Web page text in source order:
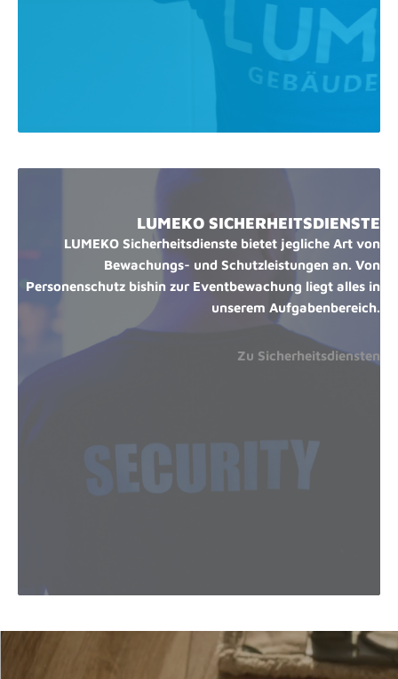
LUMEKO SICHERHEITSDIENSTE
LUMEKO Sicherheitsdienste bietet jegliche Art von
Bewachungs- und Schutzleistungen an. Von
Personenschutz bishin zur Eventbewachung liegt alles in
unserem Aufgabenbereich.
Zu Sicherheitsdiensten